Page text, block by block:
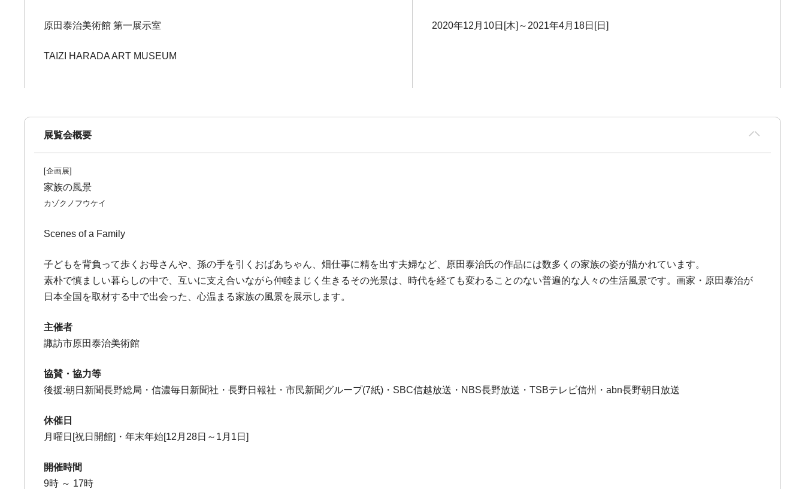
原田泰治美術館 第一展示室
TAIZI HARADA ART MUSEUM
2020年12月10日[木]～2021年4月18日[日]
展覧会概要
[企画展]
家族の風景
カゾクノフウケイ
Scenes of a Family
子どもを背負って歩くお母さんや、孫の手を引くおばあちゃん、畑仕事に精を出す夫婦など、原田泰治氏の作品には数多くの家族の姿が描かれています。
素朴で慎ましい暮らしの中で、互いに支え合いながら仲睦まじく生きるその光景は、時代を経ても変わることのない普遍的な人々の生活風景です。画家・原田泰治が
日本全国を取材する中で出会った、心温まる家族の風景を展示します。
主催者
諏訪市原田泰治美術館
協賛・協力等
後援:朝日新聞長野総局・信濃毎日新聞社・長野日報社・市民新聞グループ(7紙)・SBC信越放送・NBS長野放送・TSBテレビ信州・abn長野朝日放送
休催日
月曜日[祝日開館]・年末年始[12月28日～1月1日]
開催時間
9時 ～ 17時